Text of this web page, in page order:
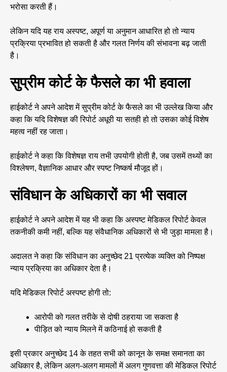
भरोसा करती हैं।
लेकिन यदि यह राय अस्पष्ट, अपूर्ण या अनुमान आधारित हो तो न्याय
प्रक्रिया प्रभावित हो सकती है और गलत निर्णय की संभावना बढ़ जाती
है।
सुप्रीम कोर्ट के फैसले का भी हवाला
हाईकोर्ट ने अपने आदेश में सुप्रीम कोर्ट के फैसले का भी उल्लेख किया और
कहा कि यदि विशेषज्ञ की रिपोर्ट अधूरी या सतही हो तो उसका कोई विशेष
महत्व नहीं रह जाता।
हाईकोर्ट ने कहा कि विशेषज्ञ राय तभी उपयोगी होती है, जब उसमें तथ्यों का
विश्लेषण, वैज्ञानिक आधार और स्पष्ट निष्कर्ष मौजूद हों।
संविधान के अधिकारों का भी सवाल
हाईकोर्ट ने अपने आदेश में यह भी कहा कि अस्पष्ट मेडिकल रिपोर्ट केवल
तकनीकी कमी नहीं, बल्कि यह संवैधानिक अधिकारों से भी जुड़ा मामला है।
अदालत ने कहा कि संविधान का अनुच्छेद 21 प्रत्येक व्यक्ति को निष्पक्ष
न्याय प्रक्रिया का अधिकार देता है।
यदि मेडिकल रिपोर्ट अस्पष्ट होगी तो:
आरोपी को गलत तरीके से दोषी ठहराया जा सकता है
पीड़ित को न्याय मिलने में कठिनाई हो सकती है
इसी प्रकार अनुच्छेद 14 के तहत सभी को कानून के समक्ष समानता का
अधिकार है, लेकिन अलग-अलग मामलों में अलग गुणवत्ता की मेडिकल रिपोर्ट